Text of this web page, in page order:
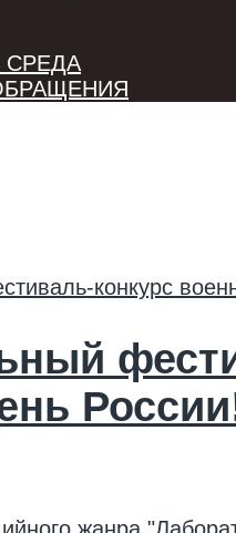
СРЕДА